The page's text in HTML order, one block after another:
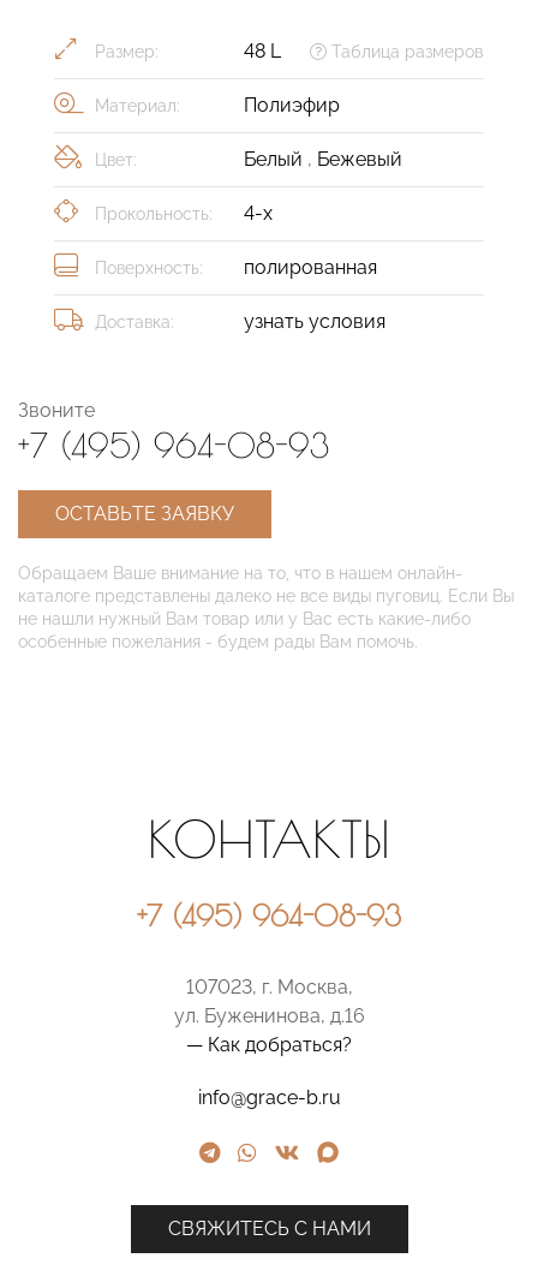
Размер: 48 L Таблица размеров
Материал: Полиэфир
Цвет: Белый , Бежевый
Прокольность: 4-х
Поверхность: полированная
Доставка: узнать условия
Звоните
+7 (495) 964-08-93
ОСТАВЬТЕ ЗАЯВКУ
Обращаем Ваше внимание на то, что в нашем онлайн-
каталоге представлены далеко не все виды пуговиц. Если Вы
не нашли нужный Вам товар или у Вас есть какие-либо
особенные пожелания - будем рады Вам помочь.
КОНТАКТЫ
+7 (495) 964-08-93
107023, г. Москва,
ул. Буженинова, д.16
— Как добраться?
info@grace-b.ru
СВЯЖИТЕСЬ С НАМИ